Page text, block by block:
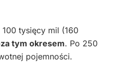
tysięcy mil (160
tym okresem. Po 250
pojemności.